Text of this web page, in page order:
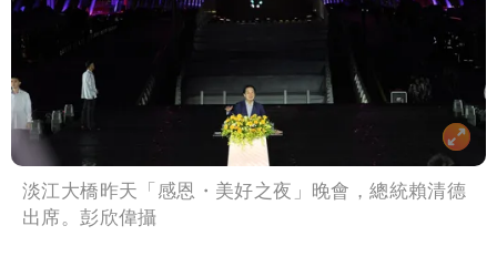
淡江大橋昨天「感恩・美好之夜」晚會，總統賴清德
出席。彭欣偉攝